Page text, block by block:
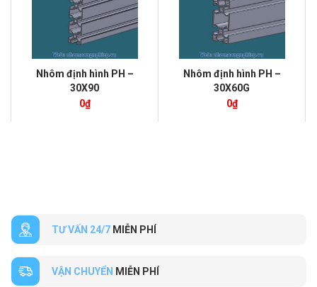
Nhôm định hình PH –
30X90
0₫
Nhôm định hình PH –
30X60G
0₫
TƯ VẤN 24/7 MIỄN PHÍ
VẬN CHUYỂN MIỄN PHÍ